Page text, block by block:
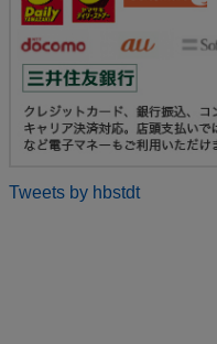
Tweets by hbstdt